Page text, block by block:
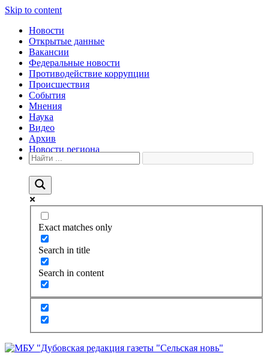
Skip to content
Новости
Открытые данные
Вакансии
Федеральные новости
Противодействие коррупции
Происшествия
События
Мнения
Наука
Видео
Архив
Новости региона
Exact matches only
Search in title
Search in content